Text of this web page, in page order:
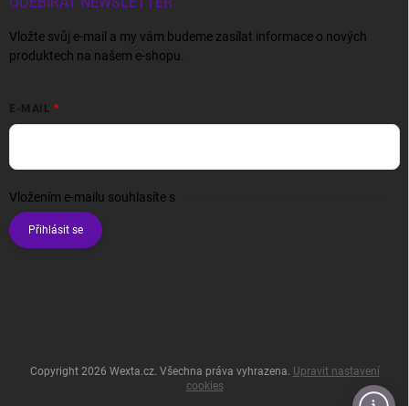
Vložte svůj e-mail a my vám budeme zasílat informace o nových
produktech na našem e-shopu.
E-MAIL
Vložením e-mailu souhlasíte s
Přihlásit se
Copyright 2026 Wexta.cz. Všechna práva vyhrazena. Upravit nastavení
cookies